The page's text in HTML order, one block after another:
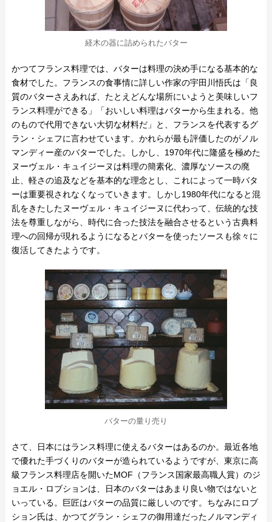
経木の器に詰められたバター
かつてフランス料理では、バターは料理の決め手になる基本的な
食材でした。フランスの食事情に詳しい作家の宇田川悟氏は「良
質のバターさえあれば、たとえどんな場所にいようと美味しいフ
ランス料理ができる」「おいしい料理はバターから生まれる。他
のもので代用できない大切な材料だ」と、フランスを代表するグ
ラン・シェフに言わせています。かれらが最も評価したのがノル
マンディー産のバターでした。しかし、1970年代に隆盛を極めた
ヌーヴェル・キュイジーヌは料理の簡素化、濃厚なソースの廃
止、軽さの追及などを基本的な理念とし、これによって一時バタ
ーは重要視されなくなっていきます。しかし1980年代になると混
乱をきたしたヌーヴェル・キュイジーヌに代わって、伝統的な技
法を尊重しながら、時代に合った技法を融合させるという古典料
理への回帰が現れるようになるとバターを使ったソースも徐々に
復活してきたようです。
バターの量り売り
さて、日本にはランス料理に使えるバターはあるのか。最近各地
で優れた手づくりのバターが造られているようですが、東京に高
級フランス料理店を開いたMOF（フランス国家最高職人賞）のジ
ョエル・ロブションは、日本のバターはあまり良い物ではないと
いっている。巨匠はバターの品質に厳しいのです。ちなみにロブ
ション氏は、かつてグラン・シェフの御用達だったノルマンディ